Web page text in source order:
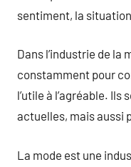
sentiment, la
Dans l’industrie de
constamment pour
l’utile à l’agréable.
actuelles, mais aussi
La mode est une